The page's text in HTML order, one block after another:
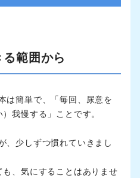
る範囲から
は簡単で、「毎回、尿意を
我慢する」ことです。
、少しずつ慣れていきまし
、気にすることはありませ